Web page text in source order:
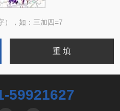
），如：三加四=7
59921627